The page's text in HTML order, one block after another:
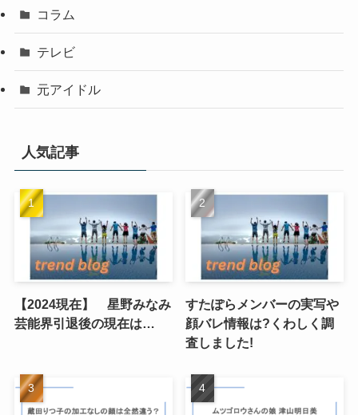
コラム
テレビ
元アイドル
人気記事
【2024現在】 星野みなみ
芸能界引退後の現在は…
すたぽらメンバーの実写や
顔バレ情報は?くわしく調
査しました!